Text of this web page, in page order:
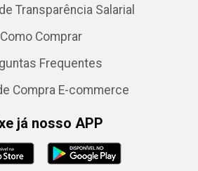
Transparência Salarial
Como Comprar
Frequentes
Compra E-commerce
já nosso APP